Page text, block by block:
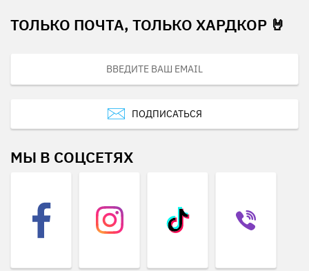
ТОЛЬКО ПОЧТА, ТОЛЬКО ХАРДКОР 🤘
ПОДПИСАТЬСЯ
МЫ В СОЦСЕТЯХ